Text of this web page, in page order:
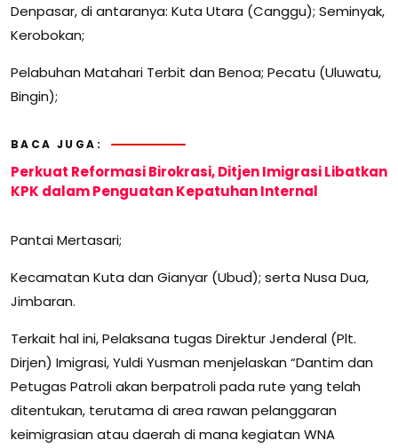
Denpasar, di antaranya: Kuta Utara (Canggu); Seminyak,
Kerobokan;
Pelabuhan Matahari Terbit dan Benoa; Pecatu (Uluwatu,
Bingin);
BACA JUGA:
Perkuat Reformasi Birokrasi, Ditjen Imigrasi Libatkan
KPK dalam Penguatan Kepatuhan Internal
Pantai Mertasari;
Kecamatan Kuta dan Gianyar (Ubud); serta Nusa Dua,
Jimbaran.
Terkait hal ini, Pelaksana tugas Direktur Jenderal (Plt.
Dirjen) Imigrasi, Yuldi Yusman menjelaskan “Dantim dan
Petugas Patroli akan berpatroli pada rute yang telah
ditentukan, terutama di area rawan pelanggaran
keimigrasian atau daerah di mana kegiatan WNA